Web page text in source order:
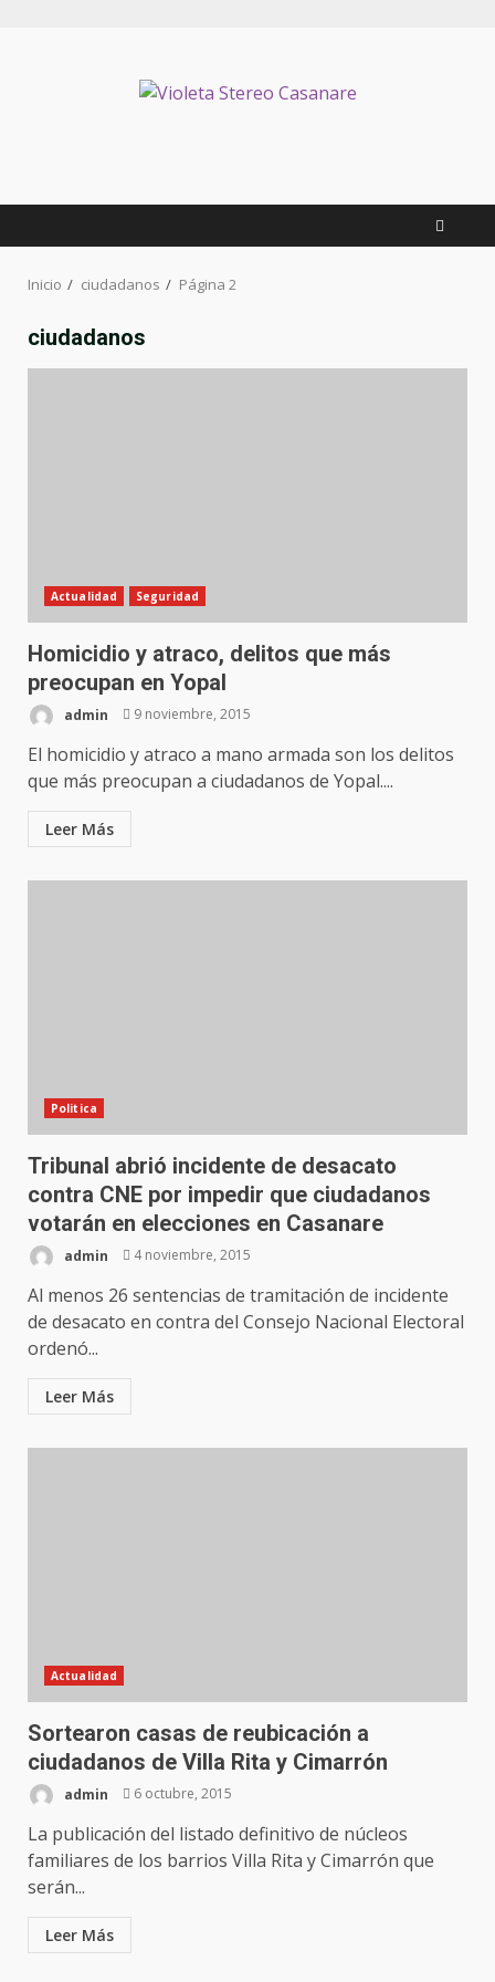
Inicio ciudadanos Página 2
ciudadanos
Actualidad Seguridad
Homicidio y atraco, delitos que más
preocupan en Yopal
admin 9 noviembre, 2015
El homicidio y atraco a mano armada son los delitos
que más preocupan a ciudadanos de Yopal....
Leer Más
Politica
Tribunal abrió incidente de desacato
contra CNE por impedir que ciudadanos
votarán en elecciones en Casanare
admin 4 noviembre, 2015
Al menos 26 sentencias de tramitación de incidente
de desacato en contra del Consejo Nacional Electoral
ordenó...
Leer Más
Actualidad
Sortearon casas de reubicación a
ciudadanos de Villa Rita y Cimarrón
admin 6 octubre, 2015
La publicación del listado definitivo de núcleos
familiares de los barrios Villa Rita y Cimarrón que
serán...
Leer Más